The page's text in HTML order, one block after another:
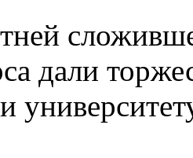
дали